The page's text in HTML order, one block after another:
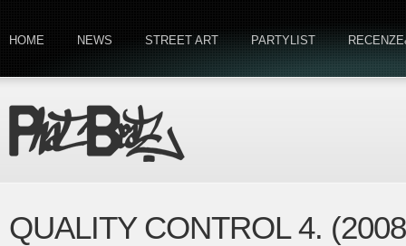
HOME NEWS STREET ART PARTYLIST
QUALITY CONTROL 4.